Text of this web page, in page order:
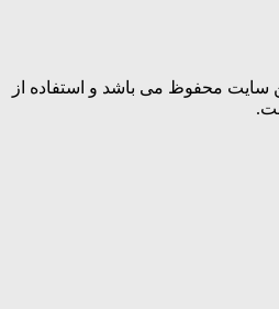
سایت محفوظ می باشد و استفاده از